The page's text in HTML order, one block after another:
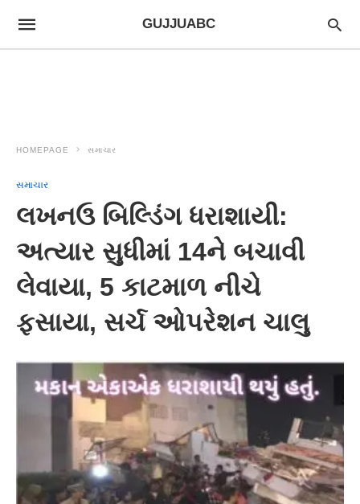
GUJJUABC
HOMEPAGE સમાચાર
સમાચાર
લખનઉ બિલ્ડિંગ ધરાશાયી:
અત્યાર સુધીમાં 14ને બચાવી
લેવાયા, 5 કાટમાળ નીચે
ફસાયા, સર્ચ ઓપરેશન ચાલુ